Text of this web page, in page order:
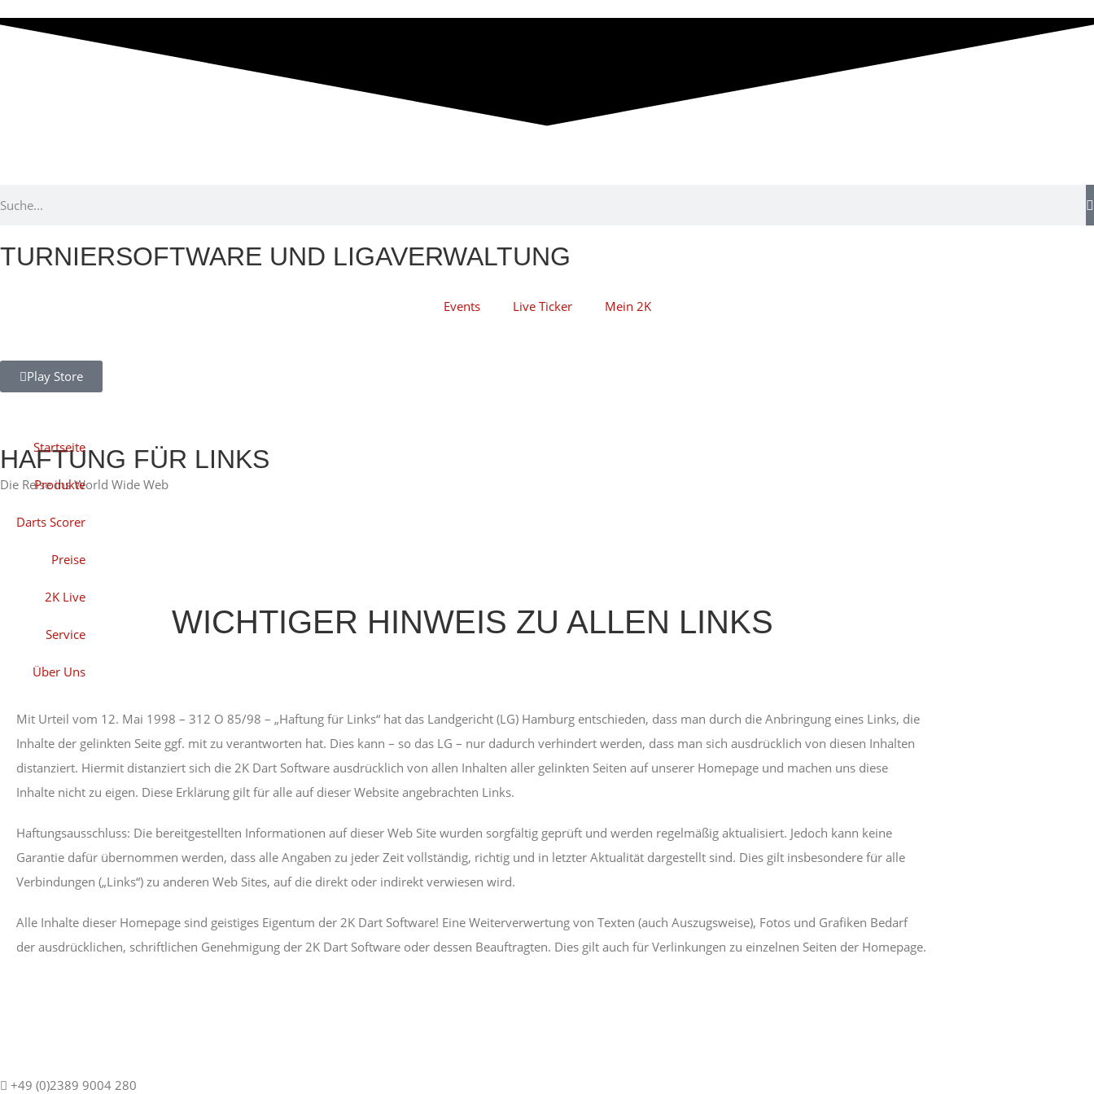
TURNIERSOFTWARE UND LIGAVERWALTUNG
Events Live Ticker Mein 2K
Play Store
Startseite
Produkte
Darts Scorer
Preise
2K Live
Service
Über Uns
HAFTUNG FÜR LINKS
Die Reise ins World Wide Web
WICHTIGER HINWEIS ZU ALLEN LINKS
Mit Urteil vom 12. Mai 1998 – 312 O 85/98 – „Haftung für Links“ hat das Landgericht (LG) Hamburg entschieden, dass man durch die Anbringung eines Links, die
Inhalte der gelinkten Seite ggf. mit zu verantworten hat. Dies kann – so das LG – nur dadurch verhindert werden, dass man sich ausdrücklich von diesen Inhalten
distanziert. Hiermit distanziert sich die 2K Dart Software ausdrücklich von allen Inhalten aller gelinkten Seiten auf unserer Homepage und machen uns diese
Inhalte nicht zu eigen. Diese Erklärung gilt für alle auf dieser Website angebrachten Links.
Haftungsausschluss: Die bereitgestellten Informationen auf dieser Web Site wurden sorgfältig geprüft und werden regelmäßig aktualisiert. Jedoch kann keine
Garantie dafür übernommen werden, dass alle Angaben zu jeder Zeit vollständig, richtig und in letzter Aktualität dargestellt sind. Dies gilt insbesondere für alle
Verbindungen („Links“) zu anderen Web Sites, auf die direkt oder indirekt verwiesen wird.
Alle Inhalte dieser Homepage sind geistiges Eigentum der 2K Dart Software! Eine Weiterverwertung von Texten (auch Auszugsweise), Fotos und Grafiken Bedarf
der ausdrücklichen, schriftlichen Genehmigung der 2K Dart Software oder dessen Beauftragten. Dies gilt auch für Verlinkungen zu einzelnen Seiten der Homepage.
+49 (0)2389 9004 280